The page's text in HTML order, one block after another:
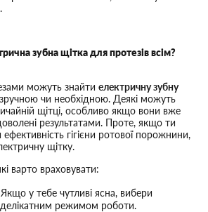
зубна щітка для протезів всім?
можуть знайти електричну зубну
зручною чи необхідною. Деякі можуть
щітці, особливо якщо вони вже
результатами. Проте, якщо ти
гігієни ротової порожнини,
щітку.
варто враховувати:
у тебе чутливі ясна, вибери
делікатним режимом роботи.